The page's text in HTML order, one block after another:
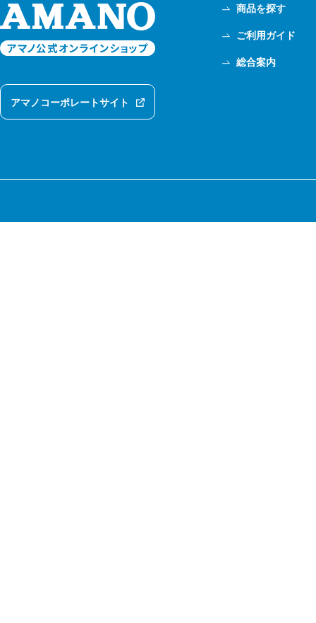
アマノコーポレートサイト
商品を探す
ご利用ガイド
総合案内